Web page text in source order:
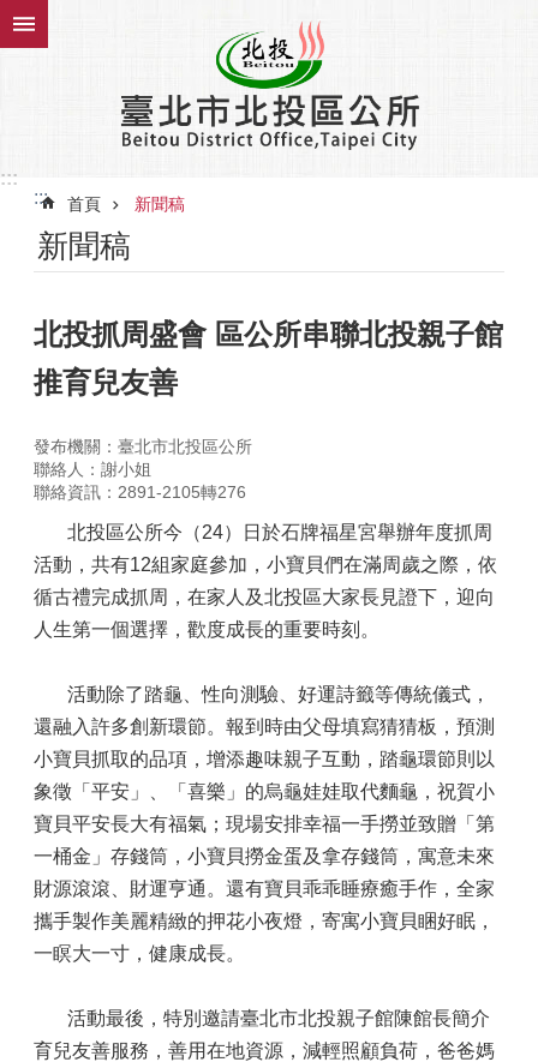
跳到主要內容區塊
:::
:::
首頁 新聞稿
新聞稿
北投抓周盛會 區公所串聯北投親子館
推育兒友善
發布機關：臺北市北投區公所
聯絡人：謝小姐
聯絡資訊：2891-2105轉276
北投區公所今（24）日於石牌福星宮舉辦年度抓周
活動，共有12組家庭參加，小寶貝們在滿周歲之際，依
循古禮完成抓周，在家人及北投區大家長見證下，迎向
人生第一個選擇，歡度成長的重要時刻。
活動除了踏龜、性向測驗、好運詩籤等傳統儀式，
還融入許多創新環節。報到時由父母填寫猜猜板，預測
小寶貝抓取的品項，增添趣味親子互動，踏龜環節則以
象徵「平安」、「喜樂」的烏龜娃娃取代麵龜，祝賀小
寶貝平安長大有福氣；現場安排幸福一手撈並致贈「第
一桶金」存錢筒，小寶貝撈金蛋及拿存錢筒，寓意未來
財源滾滾、財運亨通。還有寶貝乖乖睡療癒手作，全家
攜手製作美麗精緻的押花小夜燈，寄寓小寶貝睏好眠，
一瞑大一寸，健康成長。
活動最後，特別邀請臺北市北投親子館陳館長簡介
育兒友善服務，善用在地資源，減輕照顧負荷，爸爸媽